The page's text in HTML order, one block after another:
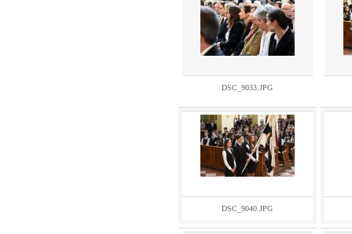
DSC_9033.JPG
DSC_9040.JPG